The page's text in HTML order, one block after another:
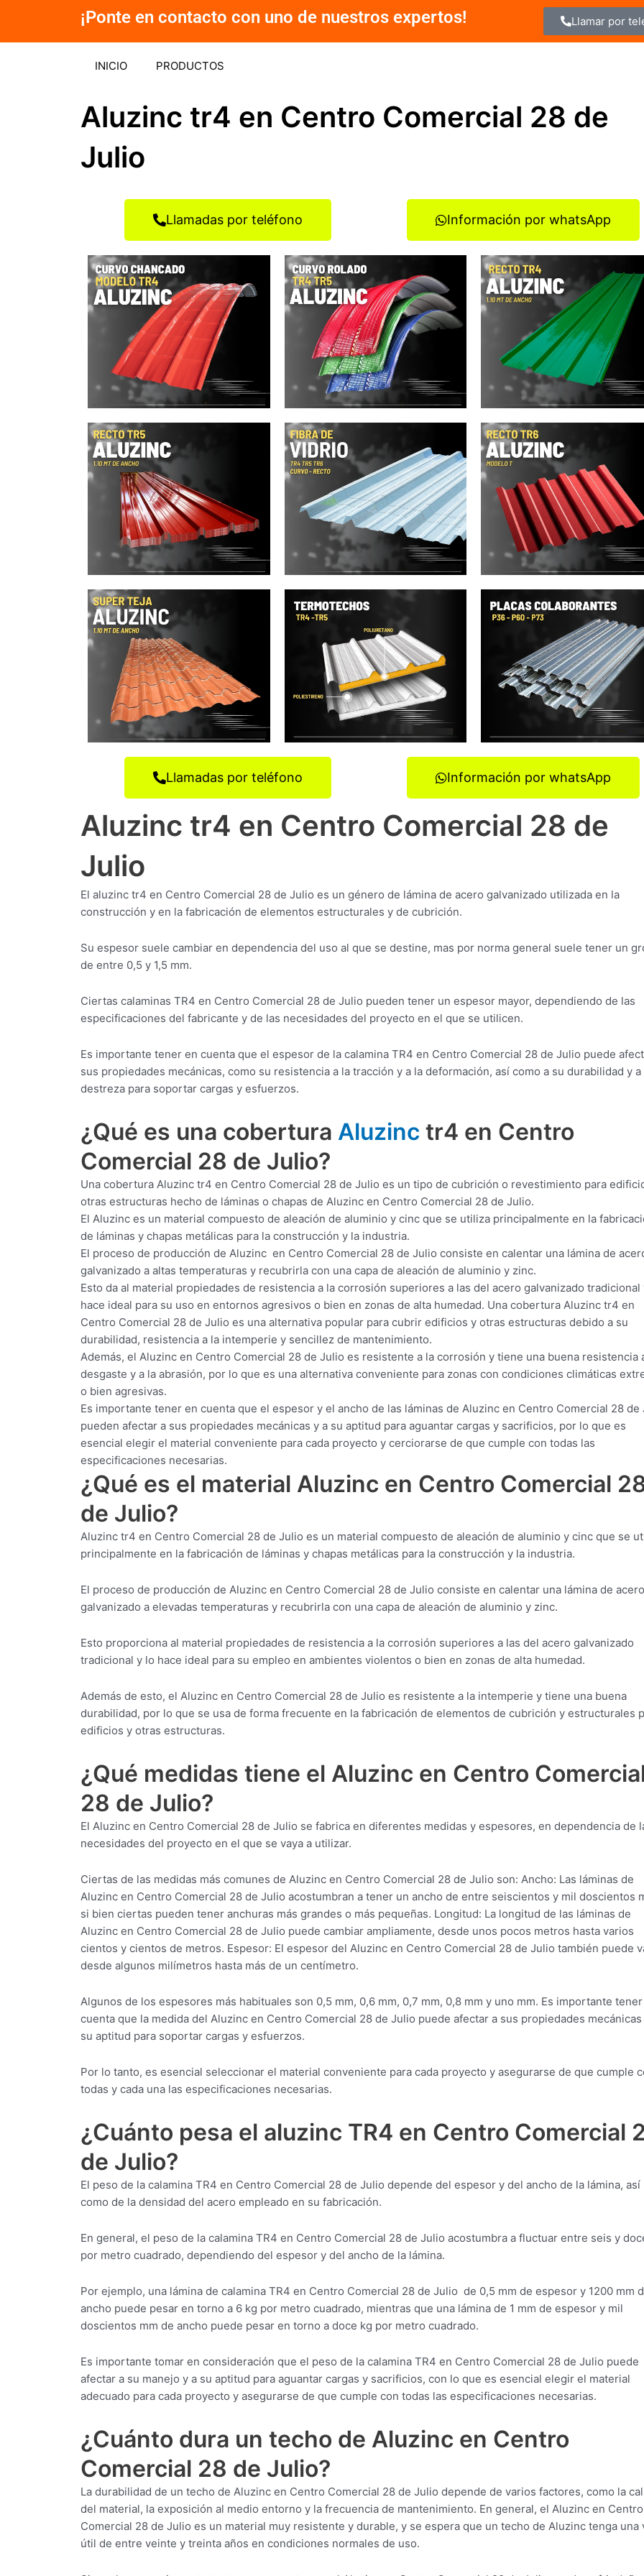
contenido
¡Ponte en contacto con uno de nuestros expertos! Llamar por
INICIO PRODUCTOS
Aluzinc tr4 en Centro Comercial 28 de
Julio
Llamadas por teléfono Información por whatsApp
Llamadas por teléfono Información por whatsApp
Aluzinc tr4 en Centro Comercial 28 de
Julio
El aluzinc tr4 en Centro Comercial 28 de Julio es un género de lámina de acero galvanizado utilizada en la
construcción y en la fabricación de elementos estructurales y de cubrición.
Su espesor suele cambiar en dependencia del uso al que se destine, mas por norma general suele tener un
de entre 0,5 y 1,5 mm.
Ciertas calaminas TR4 en Centro Comercial 28 de Julio pueden tener un espesor mayor, dependiendo de las
especificaciones del fabricante y de las necesidades del proyecto en el que se utilicen.
Es importante tener en cuenta que el espesor de la calamina TR4 en Centro Comercial 28 de Julio puede
sus propiedades mecánicas, como su resistencia a la tracción y a la deformación, así como a su durabilidad y a
destreza para soportar cargas y esfuerzos.
¿Qué es una cobertura Aluzinc tr4 en Centro
Comercial 28 de Julio?
Una cobertura Aluzinc tr4 en Centro Comercial 28 de Julio es un tipo de cubrición o revestimiento para
otras estructuras hecho de láminas o chapas de Aluzinc en Centro Comercial 28 de Julio.
El Aluzinc es un material compuesto de aleación de aluminio y cinc que se utiliza principalmente en la
de láminas y chapas metálicas para la construcción y la industria.
El proceso de producción de Aluzinc en Centro Comercial 28 de Julio consiste en calentar una lámina de
galvanizado a altas temperaturas y recubrirla con una capa de aleación de aluminio y zinc.
Esto da al material propiedades de resistencia a la corrosión superiores a las del acero galvanizado tradicional
hace ideal para su uso en entornos agresivos o bien en zonas de alta humedad. Una cobertura Aluzinc tr4 en
Centro Comercial 28 de Julio es una alternativa popular para cubrir edificios y otras estructuras debido a su
durabilidad, resistencia a la intemperie y sencillez de mantenimiento.
Además, el Aluzinc en Centro Comercial 28 de Julio es resistente a la corrosión y tiene una buena resistencia
desgaste y a la abrasión, por lo que es una alternativa conveniente para zonas con condiciones climáticas
o bien agresivas.
Es importante tener en cuenta que el espesor y el ancho de las láminas de Aluzinc en Centro Comercial 28 de
pueden afectar a sus propiedades mecánicas y a su aptitud para aguantar cargas y sacrificios, por lo que es
esencial elegir el material conveniente para cada proyecto y cerciorarse de que cumple con todas las
especificaciones necesarias.
¿Qué es el material Aluzinc en Centro Comercial
de Julio?
Aluzinc tr4 en Centro Comercial 28 de Julio es un material compuesto de aleación de aluminio y cinc que se
principalmente en la fabricación de láminas y chapas metálicas para la construcción y la industria.
El proceso de producción de Aluzinc en Centro Comercial 28 de Julio consiste en calentar una lámina de acero
galvanizado a elevadas temperaturas y recubrirla con una capa de aleación de aluminio y zinc.
Esto proporciona al material propiedades de resistencia a la corrosión superiores a las del acero galvanizado
tradicional y lo hace ideal para su empleo en ambientes violentos o bien en zonas de alta humedad.
Además de esto, el Aluzinc en Centro Comercial 28 de Julio es resistente a la intemperie y tiene una buena
durabilidad, por lo que se usa de forma frecuente en la fabricación de elementos de cubrición y estructurales
edificios y otras estructuras.
¿Qué medidas tiene el Aluzinc en Centro
28 de Julio?
El Aluzinc en Centro Comercial 28 de Julio se fabrica en diferentes medidas y espesores, en dependencia de
necesidades del proyecto en el que se vaya a utilizar.
Ciertas de las medidas más comunes de Aluzinc en Centro Comercial 28 de Julio son: Ancho: Las láminas de
Aluzinc en Centro Comercial 28 de Julio acostumbran a tener un ancho de entre seiscientos y mil doscientos
si bien ciertas pueden tener anchuras más grandes o más pequeñas. Longitud: La longitud de las láminas de
Aluzinc en Centro Comercial 28 de Julio puede cambiar ampliamente, desde unos pocos metros hasta varios
cientos y cientos de metros. Espesor: El espesor del Aluzinc en Centro Comercial 28 de Julio también puede
desde algunos milímetros hasta más de un centímetro.
Algunos de los espesores más habituales son 0,5 mm, 0,6 mm, 0,7 mm, 0,8 mm y uno mm. Es importante
cuenta que la medida del Aluzinc en Centro Comercial 28 de Julio puede afectar a sus propiedades mecánicas
su aptitud para soportar cargas y esfuerzos.
Por lo tanto, es esencial seleccionar el material conveniente para cada proyecto y asegurarse de que cumple
todas y cada una las especificaciones necesarias.
¿Cuánto pesa el aluzinc TR4 en Centro Comercial
de Julio?
El peso de la calamina TR4 en Centro Comercial 28 de Julio depende del espesor y del ancho de la lámina, así
como de la densidad del acero empleado en su fabricación.
En general, el peso de la calamina TR4 en Centro Comercial 28 de Julio acostumbra a fluctuar entre seis y
por metro cuadrado, dependiendo del espesor y del ancho de la lámina.
Por ejemplo, una lámina de calamina TR4 en Centro Comercial 28 de Julio de 0,5 mm de espesor y 1200 mm
ancho puede pesar en torno a 6 kg por metro cuadrado, mientras que una lámina de 1 mm de espesor y mil
doscientos mm de ancho puede pesar en torno a doce kg por metro cuadrado.
Es importante tomar en consideración que el peso de la calamina TR4 en Centro Comercial 28 de Julio puede
afectar a su manejo y a su aptitud para aguantar cargas y sacrificios, con lo que es esencial elegir el material
adecuado para cada proyecto y asegurarse de que cumple con todas las especificaciones necesarias.
¿Cuánto dura un techo de Aluzinc en Centro
Comercial 28 de Julio?
La durabilidad de un techo de Aluzinc en Centro Comercial 28 de Julio depende de varios factores, como la
del material, la exposición al medio entorno y la frecuencia de mantenimiento. En general, el Aluzinc en Centro
Comercial 28 de Julio es un material muy resistente y durable, y se espera que un techo de Aluzinc tenga una
útil de entre veinte y treinta años en condiciones normales de uso.